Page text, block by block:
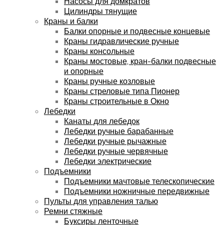
Цилиндры тянущие
Краны и балки
Балки опорные и подвесные концевые
Краны гидравлические ручные
Краны консольные
Краны мостовые, кран-балки подвесные
и опорные
Краны ручные козловые
Краны стреловые типа Пионер
Краны строительные в Окно
Лебедки
Канаты для лебедок
Лебедки ручные барабанные
Лебедки ручные рычажные
Лебедки ручные червячные
Лебедки электрические
Подъемники
Подъемники мачтовые телескопические
Подъемники ножничные передвижные
Пульты для управления талью
Ремни стяжные
Буксиры ленточные